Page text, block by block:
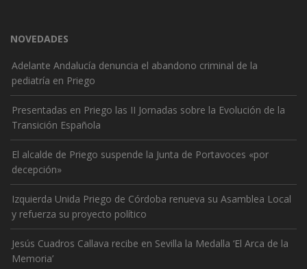
NOVEDADES
Adelante Andalucía denuncia el abandono criminal de la
pediatría en Priego
Presentadas en Priego las II Jornadas sobre la Evolución de la
Transición Española
El alcalde de Priego suspende la Junta de Portavoces «por
decepción»
Izquierda Unida Priego de Córdoba renueva su Asamblea Local
y refuerza su proyecto político
Jesús Cuadros Callava recibe en Sevilla la Medalla ‘El Arca de la
Memoria’